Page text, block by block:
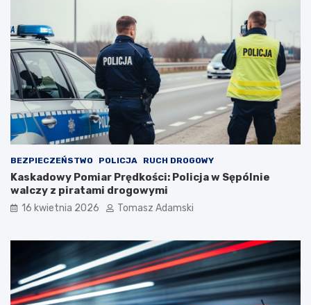
BEZPIECZEŃSTWO POLICJA RUCH DROGOWY
Kaskadowy Pomiar Prędkości: Policja w Sępólnie
walczy z piratami drogowymi
16 kwietnia 2026 Tomasz Adamski